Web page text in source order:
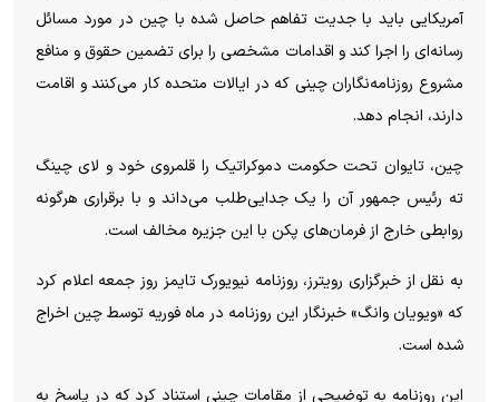
آمریکایی باید با جدیت تفاهم حاصل شده با چین در مورد مسائل
رسانه‌ای را اجرا کند و اقدامات مشخصی را برای تضمین حقوق و منافع
مشروع روزنامه‌نگاران چینی که در ایالات متحده کار می‌کنند و اقامت
دارند، انجام دهد.
چین، تایوان تحت حکومت دموکراتیک را قلمروی خود و لای چینگ
ته رئیس جمهور آن را یک جدایی‌طلب می‌داند و با برقراری هرگونه
روابطی خارج از فرمان‌های پکن با این جزیره مخالف است.
به نقل از خبرگزاری رویترز، روزنامه نیویورک تایمز روز جمعه اعلام کرد
که «ویویان وانگ» خبرنگار این روزنامه در ماه فوریه توسط چین اخراج
شده است.
این روزنامه به توضیحی از مقامات چینی استناد کرد که در پاسخ به